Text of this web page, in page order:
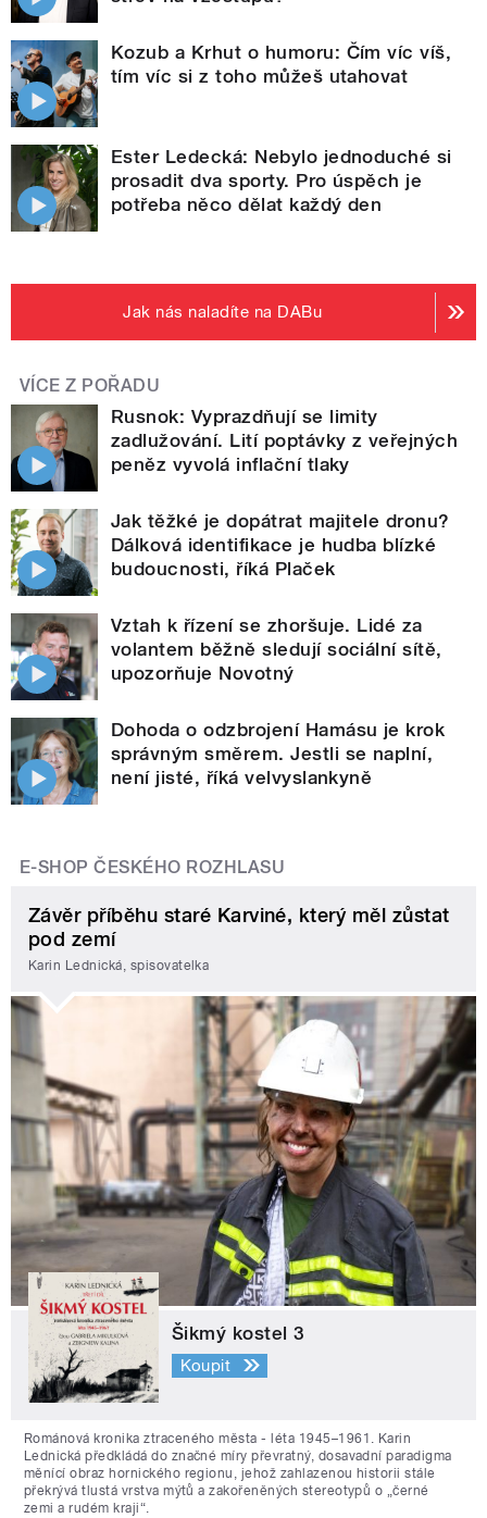
Kozub a Krhut o humoru: Čím víc víš,
tím víc si z toho můžeš utahovat
Ester Ledecká: Nebylo jednoduché si
prosadit dva sporty. Pro úspěch je
potřeba něco dělat každý den
Jak nás naladíte na DABu
VÍCE Z POŘADU
Rusnok: Vyprazdňují se limity
zadlužování. Lití poptávky z veřejných
peněz vyvolá inflační tlaky
Jak těžké je dopátrat majitele dronu?
Dálková identifikace je hudba blízké
budoucnosti, říká Plaček
Vztah k řízení se zhoršuje. Lidé za
volantem běžně sledují sociální sítě,
upozorňuje Novotný
Dohoda o odzbrojení Hamásu je krok
správným směrem. Jestli se naplní,
není jisté, říká velvyslankyně
E-SHOP ČESKÉHO ROZHLASU
Závěr příběhu staré Karviné, který měl zůstat
pod zemí
Karin Lednická, spisovatelka
Šikmý kostel 3
Koupit
Románová kronika ztraceného města - léta 1945–1961. Karin
Lednická předkládá do značné míry převratný, dosavadní paradigma
měnící obraz hornického regionu, jehož zahlazenou historii stále
překrývá tlustá vrstva mýtů a zakořeněných stereotypů o „černé
zemi a rudém kraji“.